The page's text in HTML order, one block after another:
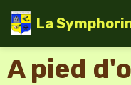
La
A pied